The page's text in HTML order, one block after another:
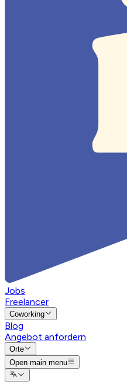
Jobs
Freelancer
Coworking
Blog
Angebot anfordern
Orte
Open main menu